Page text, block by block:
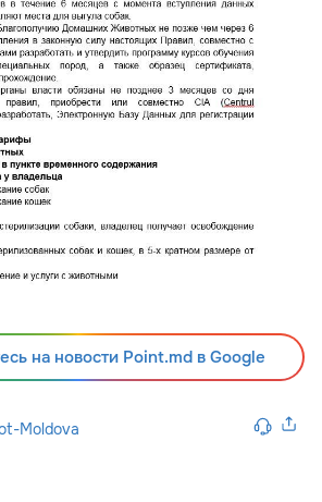
на новости Point.md в Google
Moldova